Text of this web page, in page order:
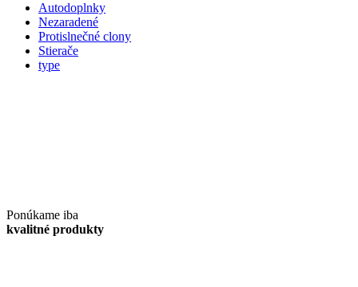
Autodoplnky
Nezaradené
Protislnečné clony
Stierače
type
Ponúkame iba
kvalitné produkty